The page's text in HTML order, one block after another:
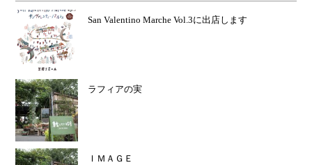
San Valentino Marche Vol.3に出店します
ラフィアの実
ＩＭＡＧＥ